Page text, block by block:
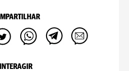
INTERAGIR